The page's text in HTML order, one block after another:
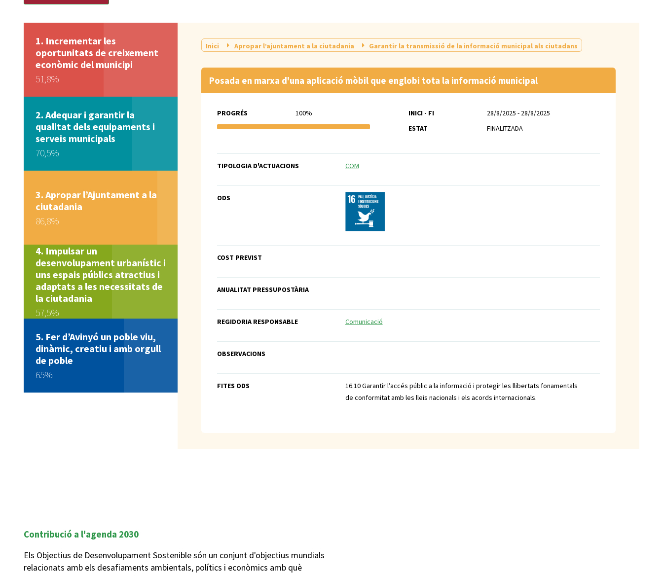
Incrementar les
oportunitats de creixement
econòmic del municipi
51,8%
Adequar i garantir la
qualitat dels equipaments i
serveis municipals
70,5%
Apropar l’Ajuntament a la
ciutadania
86,8%
Impulsar un
desenvolupament urbanístic i
uns espais públics atractius i
adaptats a les necessitats de
la ciutadania
57,5%
Fer d’Avinyó un poble viu,
dinàmic, creatiu i amb orgull
de poble
65%
Inici Apropar l’ajuntament a la ciutadania Garantir la transmissió de la informació municipal als ciutadans
Posada en marxa d'una aplicació mòbil que englobi tota la informació municipal
PROGRÉS 100% INICI - FI
28/8/2025 - 28/8/2025
ESTAT
FINALITZADA
TIPOLOGIA D'ACTUACIONS COM
ODS
COST PREVIST
ANUALITAT PRESSUPOSTÀRIA
REGIDORIA RESPONSABLE Comunicació
OBSERVACIONS
FITES ODS
16.10 Garantir l’accés públic a la informació i protegir les llibertats fonamentals
de conformitat amb les lleis nacionals i els acords internacionals.
Contribució a l'agenda 2030
Els Objectius de Desenvolupament Sostenible són un conjunt d'objectius mundials
relacionats amb els desafiaments ambientals, polítics i econòmics amb què